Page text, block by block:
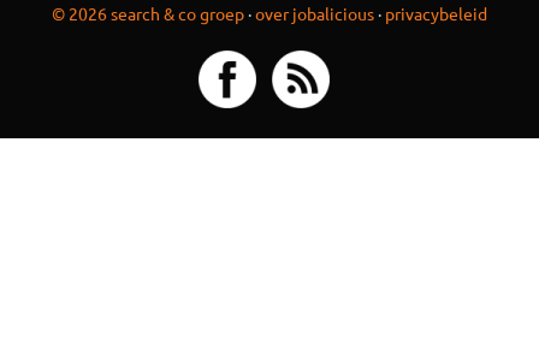
© 2026 search & co groep ·over jobalicious · privacybeleid